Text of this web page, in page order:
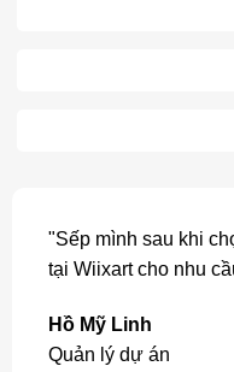
"Sếp mình sau khi
tại Wiixart cho nhu
Hồ Mỹ Linh
Quản lý dự án